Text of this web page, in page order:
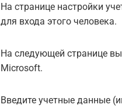
На странице настройки
для входа этого человека.
На следующей странице
Microsoft.
Введите учетные данные